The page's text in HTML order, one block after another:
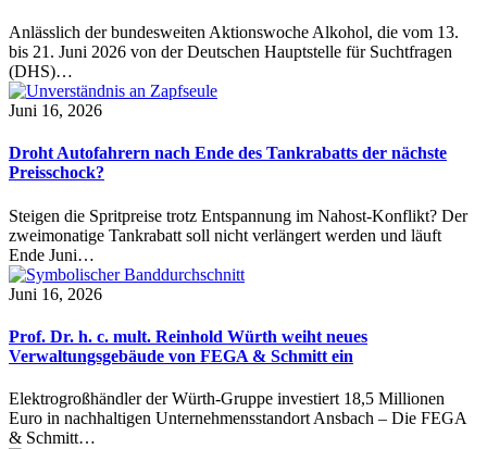
Anlässlich der bundesweiten Aktionswoche Alkohol, die vom 13.
bis 21. Juni 2026 von der Deutschen Hauptstelle für Suchtfragen
(DHS)…
Juni 16, 2026
Droht Autofahrern nach Ende des Tankrabatts der nächste
Preisschock?
Steigen die Spritpreise trotz Entspannung im Nahost-Konflikt? Der
zweimonatige Tankrabatt soll nicht verlängert werden und läuft
Ende Juni…
Juni 16, 2026
Prof. Dr. h. c. mult. Reinhold Würth weiht neues
Verwaltungsgebäude von FEGA & Schmitt ein
Elektrogroßhändler der Würth-Gruppe investiert 18,5 Millionen
Euro in nachhaltigen Unternehmensstandort Ansbach – Die FEGA
& Schmitt…